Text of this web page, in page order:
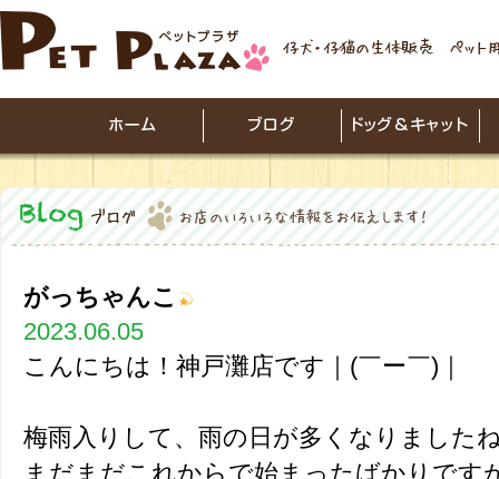
がっちゃんこ
2023.06.05
こんにちは！神戸灘店です｜(￣ー￣)｜
梅雨入りして、雨の日が多くなりました
まだまだこれからで始まったばかりです